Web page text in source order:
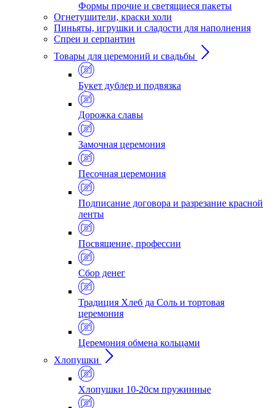
Формы прочие и светящиеся пакеты
Огнетушители, краски холи
Пиньяты, игрушки и сладости для наполнения
Спреи и серпантин
Товары для церемоний и свадьбы
Букет дублер и подвязка
Дорожка славы
Замочная церемония
Песочная церемония
Подписание договора и разрезание красной
ленты
Посвящение, профессии
Сбор денег
Традиция Хлеб да Соль и тортовая
церемония
Церемония обмена кольцами
Хлопушки
Хлопушки 10-20см пружинные